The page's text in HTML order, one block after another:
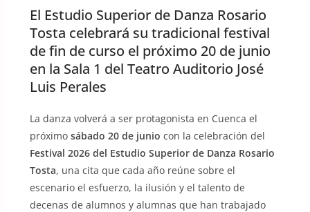
El Estudio Superior de Danza Rosario
Tosta celebrará su tradicional festival
de fin de curso el próximo 20 de junio
en la Sala 1 del Teatro Auditorio José
Luis Perales
La danza volverá a ser protagonista en Cuenca el
próximo sábado 20 de junio con la celebración del
Festival 2026 del Estudio Superior de Danza Rosario
Tosta, una cita que cada año reúne sobre el
escenario el esfuerzo, la ilusión y el talento de
decenas de alumnos y alumnas que han trabajado